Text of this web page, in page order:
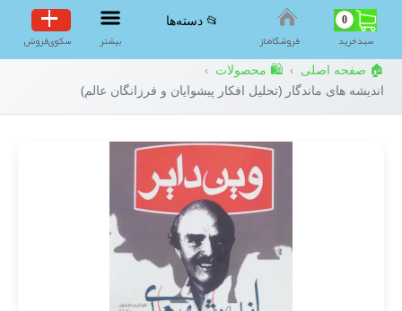
0
سبد‌خرید فروشگاه‌ناز
📂 دسته‌ها
بیشتر سکوی‌فروش
🏠 صفحه اصلی › 🛍️ محصولات ›
اندیشه های ماندگار (تحلیل افکار پیشوایان و فرزانگان عالم)